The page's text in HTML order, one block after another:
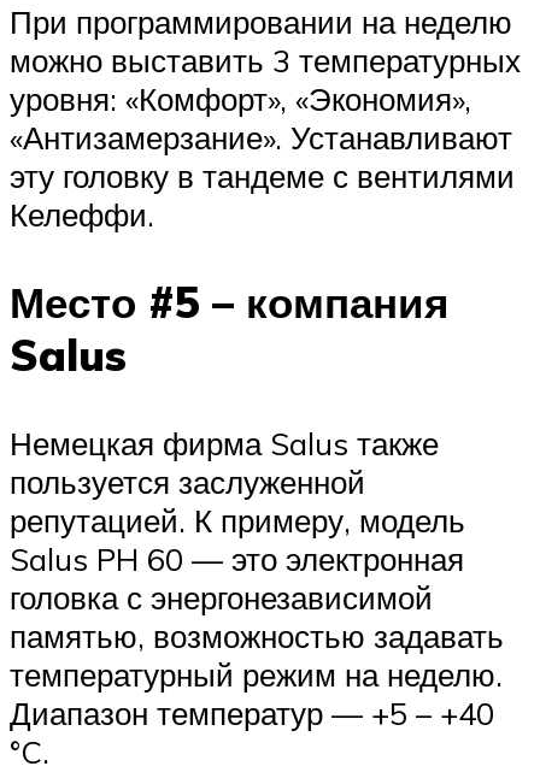
При программировании на неделю
можно выставить 3 температурных
уровня: «Комфорт», «Экономия»,
«Антизамерзание». Устанавливают
эту головку в тандеме с вентилями
Келеффи.
Место #5 – компания
Salus
Немецкая фирма Salus также
пользуется заслуженной
репутацией. К примеру, модель
Salus PH 60 — это электронная
головка с энергонезависимой
памятью, возможностью задавать
температурный режим на неделю.
Диапазон температур — +5 – +40
°C.